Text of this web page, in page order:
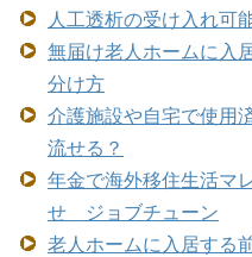
人工透析の受け入れ可
無届け老人ホームに入
分け方
介護施設や自宅で使用
流せる？
年金で海外移住生活
せ ジョブチューン
老人ホームに入居する